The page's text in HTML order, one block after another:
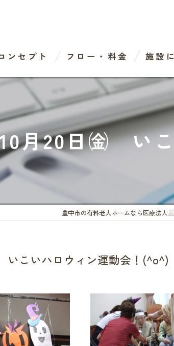
ンセプト フロー・料金 施設
わたな
デイケ
有料老
月20日㈮ い
豊中市の有料老人ホームなら医療法人
いこいハロウィン運動会！(^o^)